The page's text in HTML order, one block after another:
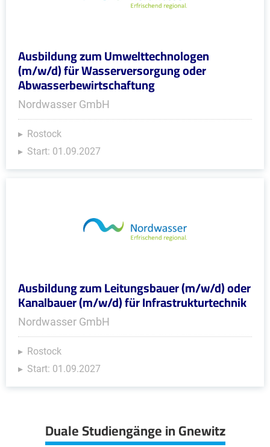
Ausbildung zum Umwelttechnologen
(m/w/d) für Wasserversorgung oder
Abwasserbewirtschaftung
Nordwasser GmbH
Rostock
Start: 01.09.2027
Ausbildung zum Leitungsbauer (m/w/d) oder
Kanalbauer (m/w/d) für Infrastrukturtechnik
Nordwasser GmbH
Rostock
Start: 01.09.2027
Duale Studiengänge in Gnewitz